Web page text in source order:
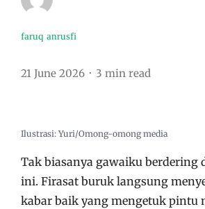
faruq anrusfi
21 June 2026 3 min read
Ilustrasi: Yuri/Omong-omong media
Tak biasanya gawaiku berdering
ini. Firasat buruk langsung
kabar baik yang mengetuk pintu